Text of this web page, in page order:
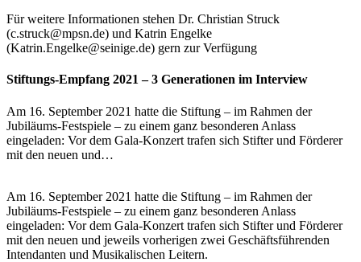
Für weitere Informationen stehen Dr. Christian Struck
(c.struck@mpsn.de) und Katrin Engelke
(Katrin.Engelke@seinige.de) gern zur Verfügung
Stiftungs-Empfang 2021 – 3 Generationen im Interview
Am 16. September 2021 hatte die Stiftung – im Rahmen der
Jubiläums-Festspiele – zu einem ganz besonderen Anlass
eingeladen: Vor dem Gala-Konzert trafen sich Stifter und Förderer
mit den neuen und…
Am 16. September 2021 hatte die Stiftung – im Rahmen der
Jubiläums-Festspiele – zu einem ganz besonderen Anlass
eingeladen: Vor dem Gala-Konzert trafen sich Stifter und Förderer
mit den neuen und jeweils vorherigen zwei Geschäftsführenden
Intendanten und Musikalischen Leitern.